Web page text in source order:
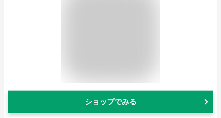
ショップでみる